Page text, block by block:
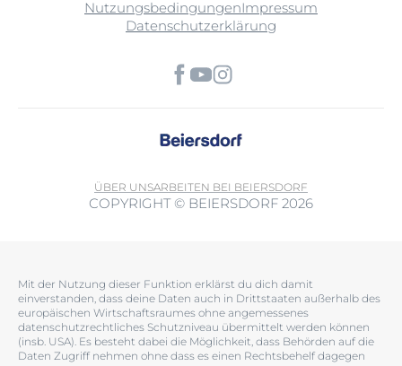
NutzungsbedingungenImpressum
Datenschutzerklärung
ÜBER UNSARBEITEN BEI BEIERSDORF
COPYRIGHT © BEIERSDORF 2026
Mit der Nutzung dieser Funktion erklärst du dich damit
einverstanden, dass deine Daten auch in Drittstaaten außerhalb des
europäischen Wirtschaftsraumes ohne angemessenes
datenschutzrechtliches Schutzniveau übermittelt werden können
(insb. USA). Es besteht dabei die Möglichkeit, dass Behörden auf die
Daten Zugriff nehmen ohne dass es einen Rechtsbehelf dagegen